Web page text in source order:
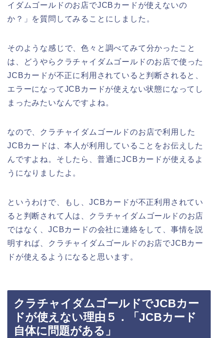
イダムゴールドのお店でJCBカードが使えないの
か？」を質問してみることにしました。
そのような感じで、色々と調べてみて分かったこと
は、どうやらクラチャイダムゴールドのお店で使った
JCBカードが不正に利用されていると判断されると、
エラーになってJCBカードが使えない状態になってし
まったみたいなんですよね。
なので、クラチャイダムゴールドのお店で利用した
JCBカードは、本人が利用していることをお伝えした
んですよね。そしたら、普通にJCBカードが使えるよ
うになりましたよ。
というわけで、もし、JCBカードが不正利用されてい
ると判断されて人は、クラチャイダムゴールドのお店
ではなく、JCBカードの会社に連絡をして、事情を説
明すれば、クラチャイダムゴールドのお店でJCBカー
ドが使えるようになると思います。
クラチャイダムゴールドでJCBカー
ドが使えない理由５．「JCBカード
自体に問題がある」